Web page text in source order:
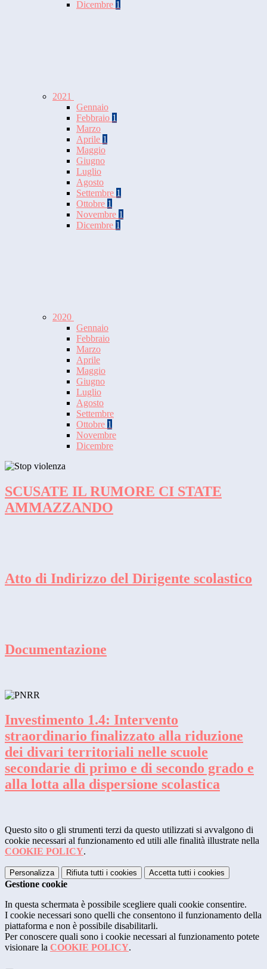
Dicembre 1
2021
Gennaio
Febbraio 1
Marzo
Aprile 1
Maggio
Giugno
Luglio
Agosto
Settembre 1
Ottobre 1
Novembre 1
Dicembre 1
2020
Gennaio
Febbraio
Marzo
Aprile
Maggio
Giugno
Luglio
Agosto
Settembre
Ottobre 1
Novembre
Dicembre
SCUSATE IL RUMORE CI STATE
AMMAZZANDO
Atto di Indirizzo del Dirigente scolastico
Documentazione
Investimento 1.4: Intervento
straordinario finalizzato alla riduzione
dei divari territoriali nelle scuole
secondarie di primo e di secondo grado e
alla lotta alla dispersione scolastica
Questo sito o gli strumenti terzi da questo utilizzati si avvalgono di
cookie necessari al funzionamento ed utili alle finalità illustrate nella
COOKIE POLICY.
Personalizza Rifiuta tutti i cookies Accetta tutti i cookies
Gestione cookie
In questa schermata è possibile scegliere quali cookie consentire.
I cookie necessari sono quelli che consentono il funzionamento della
piattaforma e non è possibile disabilitarli.
Per conoscere quali sono i cookie necessari al funzionamento potete
visionare la COOKIE POLICY.